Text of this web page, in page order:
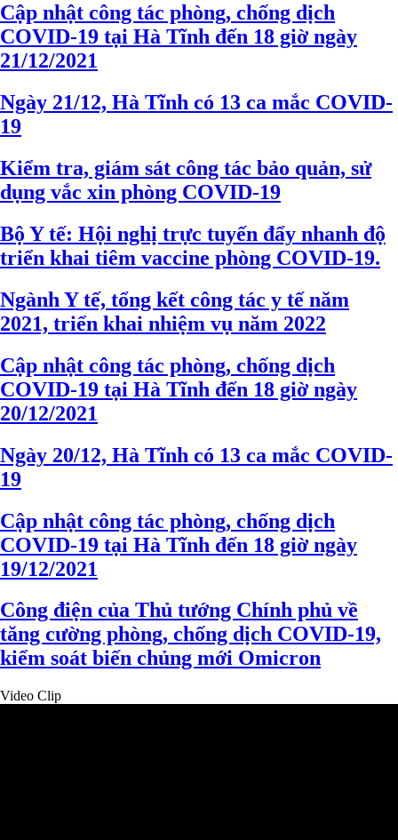
Cập nhật công tác phòng, chống dịch
COVID-19 tại Hà Tĩnh đến 18 giờ ngày
21/12/2021
Ngày 21/12, Hà Tĩnh có 13 ca mắc COVID-
19
Kiểm tra, giám sát công tác bảo quản, sử
dụng vắc xin phòng COVID-19
Bộ Y tế: Hội nghị trực tuyến đẩy nhanh độ
triển khai tiêm vaccine phòng COVID-19.
Ngành Y tế, tổng kết công tác y tế năm
2021, triển khai nhiệm vụ năm 2022
Cập nhật công tác phòng, chống dịch
COVID-19 tại Hà Tĩnh đến 18 giờ ngày
20/12/2021
Ngày 20/12, Hà Tĩnh có 13 ca mắc COVID-
19
Cập nhật công tác phòng, chống dịch
COVID-19 tại Hà Tĩnh đến 18 giờ ngày
19/12/2021
Công điện của Thủ tướng Chính phủ về
tăng cường phòng, chống dịch COVID-19,
kiểm soát biến chủng mới Omicron
Video Clip